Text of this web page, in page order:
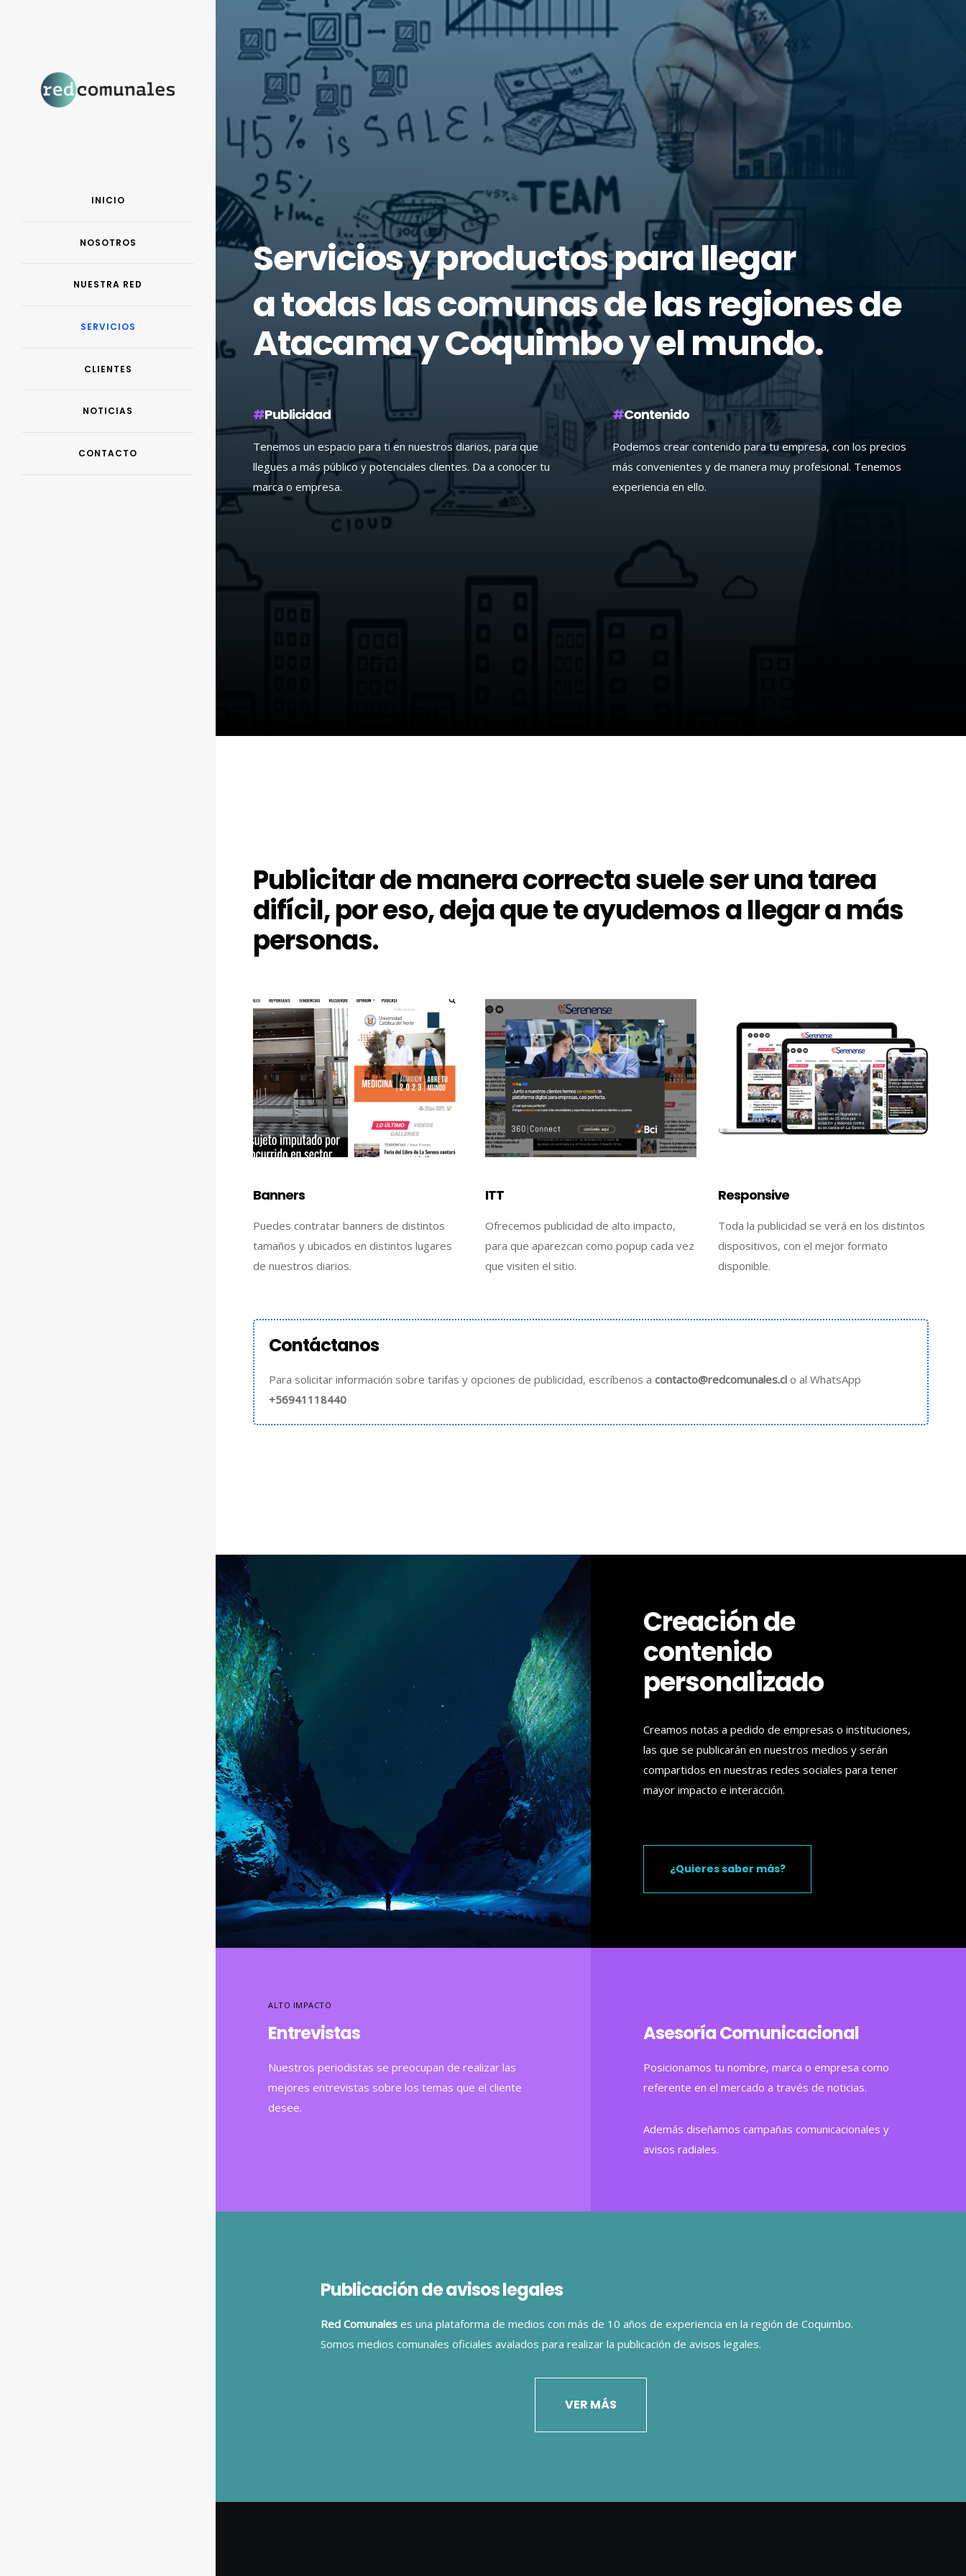
INICIO
NOSOTROS
NUESTRA RED
SERVICIOS
CLIENTES
NOTICIAS
CONTACTO
Servicios y productos para llegar
a todas las comunas de las regiones de
Atacama y Coquimbo y el mundo.
#Publicidad
Tenemos un espacio para ti en nuestros diarios, para que
llegues a más público y potenciales clientes. Da a conocer tu
marca o empresa.
#Contenido
Podemos crear contenido para tu empresa, con los precios
más convenientes y de manera muy profesional. Tenemos
experiencia en ello.
Publicitar de manera correcta suele ser una tarea
difícil, por eso, deja que te ayudemos a llegar a más
personas.
Banners
Puedes contratar banners de distintos
tamaños y ubicados en distintos lugares
de nuestros diarios.
ITT
Ofrecemos publicidad de alto impacto,
para que aparezcan como popup cada vez
que visiten el sitio.
Responsive
Toda la publicidad se verá en los distintos
dispositivos, con el mejor formato
disponible.
Contáctanos
Para solicitar información sobre tarifas y opciones de publicidad, escríbenos acontacto@redcomunales.cl o al WhatsApp
+56941118440
Creación de
contenido
personalizado
Creamos notas a pedido de empresas o instituciones,
las que se publicarán en nuestros medios y serán
compartidos en nuestras redes sociales para tener
mayor impacto e interacción.
¿Quieres saber más?
ALTO IMPACTO
Entrevistas
Nuestros periodistas se preocupan de realizar las
mejores entrevistas sobre los temas que el cliente
desee.
Asesoría Comunicacional
Posicionamos tu nombre, marca o empresa como
referente en el mercado a través de noticias.
Además diseñamos campañas comunicacionales y
avisos radiales.
Publicación de avisos legales
Red Comunales es una plataforma de medios con más de 10 años de experiencia en la región de Coquimbo.
Somos medios comunales oficiales avalados para realizar la publicación de avisos legales.
VER MÁS